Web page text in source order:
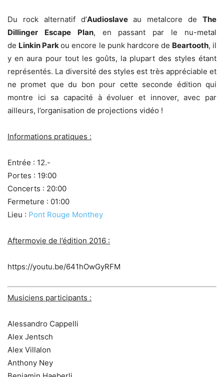
Du rock alternatif d’Audioslave au metalcore de The
Dillinger Escape Plan, en passant par le nu-metal
de Linkin Parkou encore le punk hardcore de Beartooth, il
y en aura pour tout les goûts, la plupart des styles étant
représentés. La diversité des styles est très appréciable et
ne promet que du bon pour cette seconde édition qui
montre ici sa capacité à évoluer et innover, avec par
ailleurs, l’organisation de projections vidéo !
Informations pratiques :
Entrée : 12.-
Portes : 19:00
Concerts : 20:00
Fermeture : 01:00
Lieu : Pont Rouge Monthey
Aftermovie de l’édition 2016 :
https://youtu.be/641hOwGyRFM
Musiciens participants :
Alessandro Cappelli
Alex Jentsch
Alex Villalon
Anthony Ney